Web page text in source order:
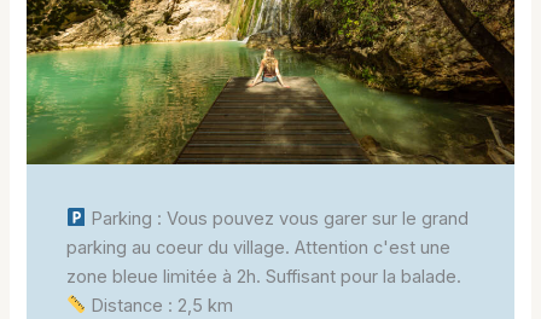
Parking : Vous pouvez vous garer sur le grand
parking au coeur du village. Attention c'est une
zone bleue limitée à 2h. Suffisant pour la balade.
Distance : 2,5 km